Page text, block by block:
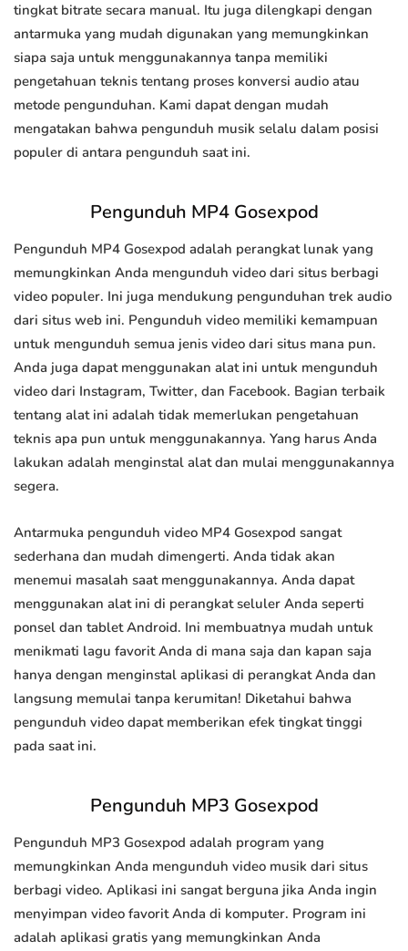
tingkat bitrate secara manual. Itu juga dilengkapi dengan
antarmuka yang mudah digunakan yang memungkinkan
siapa saja untuk menggunakannya tanpa memiliki
pengetahuan teknis tentang proses konversi audio atau
metode pengunduhan. Kami dapat dengan mudah
mengatakan bahwa pengunduh musik selalu dalam posisi
populer di antara pengunduh saat ini.
Pengunduh MP4 Gosexpod
Pengunduh MP4 Gosexpod adalah perangkat lunak yang
memungkinkan Anda mengunduh video dari situs berbagi
video populer. Ini juga mendukung pengunduhan trek audio
dari situs web ini. Pengunduh video memiliki kemampuan
untuk mengunduh semua jenis video dari situs mana pun.
Anda juga dapat menggunakan alat ini untuk mengunduh
video dari Instagram, Twitter, dan Facebook. Bagian terbaik
tentang alat ini adalah tidak memerlukan pengetahuan
teknis apa pun untuk menggunakannya. Yang harus Anda
lakukan adalah menginstal alat dan mulai menggunakannya
segera.
Antarmuka pengunduh video MP4 Gosexpod sangat
sederhana dan mudah dimengerti. Anda tidak akan
menemui masalah saat menggunakannya. Anda dapat
menggunakan alat ini di perangkat seluler Anda seperti
ponsel dan tablet Android. Ini membuatnya mudah untuk
menikmati lagu favorit Anda di mana saja dan kapan saja
hanya dengan menginstal aplikasi di perangkat Anda dan
langsung memulai tanpa kerumitan! Diketahui bahwa
pengunduh video dapat memberikan efek tingkat tinggi
pada saat ini.
Pengunduh MP3 Gosexpod
Pengunduh MP3 Gosexpod adalah program yang
memungkinkan Anda mengunduh video musik dari situs
berbagi video. Aplikasi ini sangat berguna jika Anda ingin
menyimpan video favorit Anda di komputer. Program ini
adalah aplikasi gratis yang memungkinkan Anda